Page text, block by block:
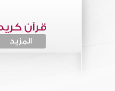
قرآن
المزيد